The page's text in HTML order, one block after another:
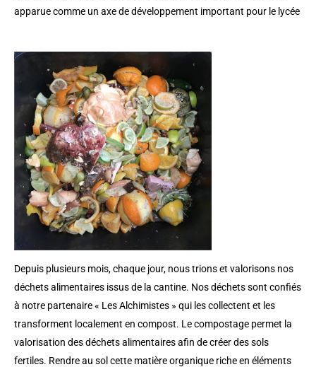
apparue comme un axe de développement important pour le lycée
Depuis plusieurs mois, chaque jour, nous trions et valorisons nos
déchets alimentaires issus de la cantine. Nos déchets sont confiés
à notre partenaire « Les Alchimistes » qui les collectent et les
transforment localement en compost. Le compostage permet la
valorisation des déchets alimentaires afin de créer des sols
fertiles. Rendre au sol cette matière organique riche en éléments